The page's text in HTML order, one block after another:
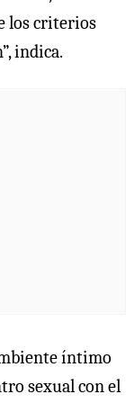
los criterios
indica.
íntimo
sexual con el